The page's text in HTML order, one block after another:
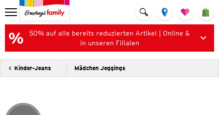
50% auf alle bereits reduzierten Artikel | Online &
in unseren Filialen
Kinder-Jeans Mädchen Jeggings